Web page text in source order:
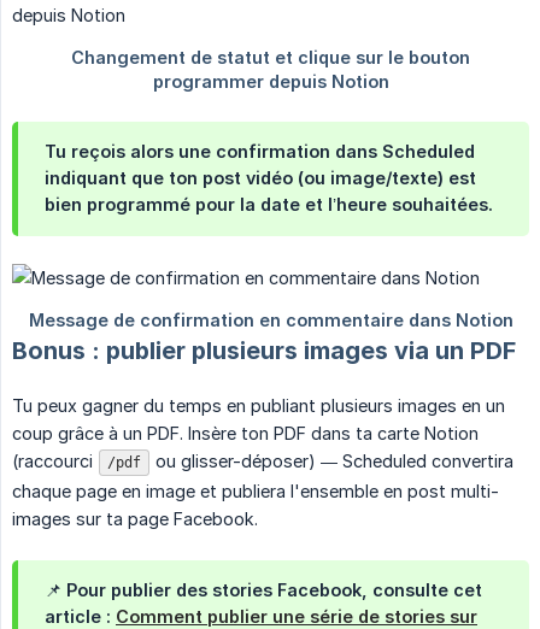
Tu reçois alors une confirmation dans Scheduled
indiquant que ton post vidéo (ou image/texte) est
bien programmé pour la date et l’heure souhaitées.
Bonus : publier plusieurs images via un PDF
Tu peux gagner du temps en publiant plusieurs images en un
coup grâce à un PDF. Insère ton PDF dans ta carte Notion
(raccourci
/pdf
ou glisser-déposer) — Scheduled convertira
chaque page en image et publiera l'ensemble en post multi-
images sur ta page Facebook.
📌 Pour publier des stories Facebook, consulte cet
article : Comment publier une série de stories sur